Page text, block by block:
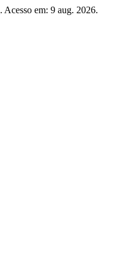
. Acesso em: 9 aug. 2026.